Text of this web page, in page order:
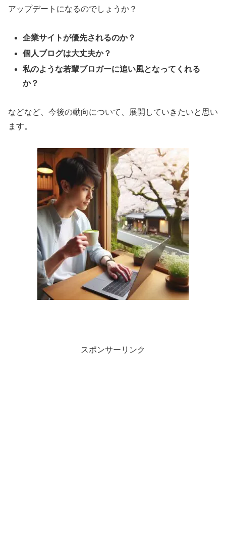
アップデートになるのでしょうか？
企業サイトが優先されるのか？
個人ブログは大丈夫か？
私のような若輩ブロガーに追い風となってくれる
か？
などなど、今後の動向について、展開していきたいと思い
ます。
スポンサーリンク